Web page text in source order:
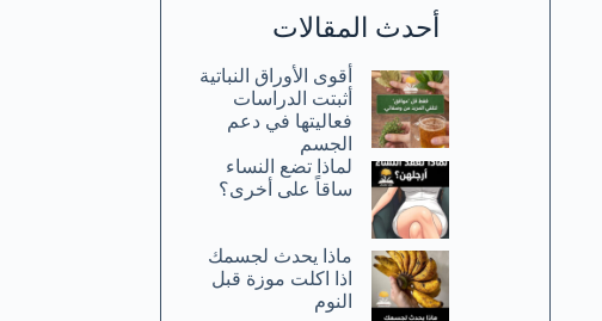
أحدث المقالات
أقوى الأوراق النباتية
أثبتت الدراسات
فعاليتها في دعم
الجسم
لماذا تضع النساء
ساقاً على أخرى؟
ماذا يحدث لجسمك
اذا اكلت موزة قبل
النوم